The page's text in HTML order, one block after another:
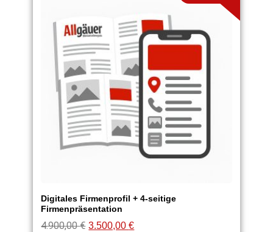
Digitales Firmenprofil + 4-seitige
Firmenpräsentation
4.900,00€ 3.500,00€